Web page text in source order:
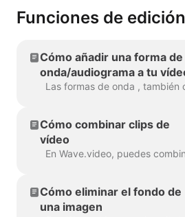
Funciones de
Cómo añadir una forma de
onda/audiograma a tu
con Wave.video
Cómo combinar clips de
vídeo
Cómo eliminar el fondo de
una imagen